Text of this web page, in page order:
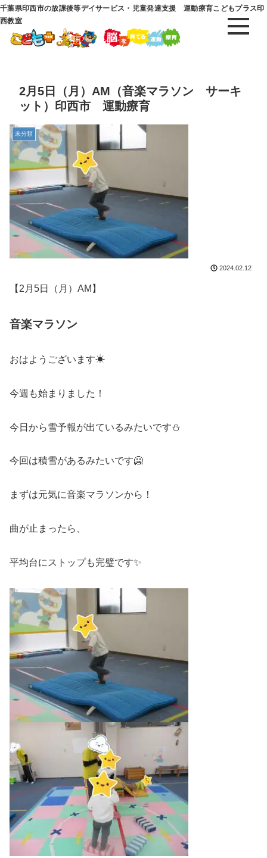
千葉県印西市の放課後等デイサービス・児童発達支援 運動療育こどもプラス印
西教室
2月5日（月）AM（音楽マラソン サーキ
ット）印西市 運動療育
未分類
2024.02.12
【2月5日（月）AM】
音楽マラソン
おはようございます☀
今週も始まりました！
今日から雪予報が出ているみたいです⛄
今回は積雪があるみたいです🥶
まずは元気に音楽マラソンから！
曲が止まったら、
平均台にストップも完璧です✨